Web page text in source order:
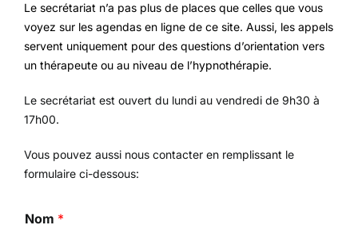
Le secrétariat n’a pas plus de places que celles que vous
voyez sur les agendas en ligne de ce site. Aussi, les appels
servent uniquement pour des questions d’orientation vers
un thérapeute ou au niveau de l’hypnothérapie.
Le secrétariat est ouvert du lundi au vendredi de 9h30 à
17h00.
Vous pouvez aussi nous contacter en remplissant le
formulaire ci-dessous:
Nom *